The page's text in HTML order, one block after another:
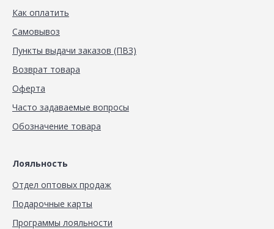
Как оплатить
Самовывоз
Пункты выдачи заказов (ПВЗ)
Возврат товара
Оферта
Часто задаваемые вопросы
Обозначение товара
Лояльность
Отдел оптовых продаж
Подарочные карты
Программы лояльности